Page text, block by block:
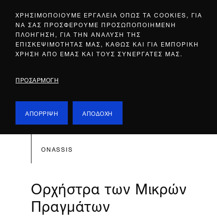
ΧΡΗΣΙΜΟΠΟΙΟΥΜΕ ΕΡΓΑΛΕΙΑ ΟΠΩΣ ΤΑ COOKIES, ΓΙΑ
ΝΑ ΣΑΣ ΠΡΟΣΦΕΡΟΥΜΕ ΠΡΟΣΩΠΟΠΟΙΗΜΕΝΗ
ΠΛΟΗΓΗΣΗ, ΓΙΑ ΤΗΝ ΑΝΑΛΥΣΗ ΤΗΣ
ΕΠΙΣΚΕΨΙΜΟΤΗΤΑΣ ΜΑΣ, ΚΑΘΩΣ ΚΑΙ ΓΙΑ ΕΜΠΟΡΙΚΗ
ΧΡΗΣΗ ΑΠΟ ΕΜΑΣ ΚΑΙ ΤΟΥΣ ΣΥΝΕΡΓΑΤΕΣ ΜΑΣ.
ΠΡΟΣΑΡΜΟΓΗ
ΑΠΟΡΡΙΨΗ ΑΠΟΔΟΧΗ
ONASSIS
Ορχήστρα των Μικρών
Πραγμάτων